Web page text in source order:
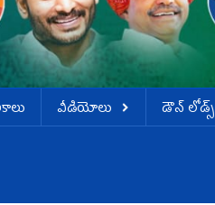
వీడియోలు డౌన్ లోడ్స్